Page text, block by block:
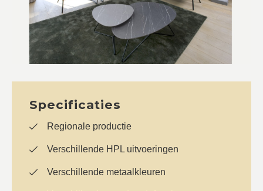
Specificaties
Regionale productie
Verschillende HPL uitvoeringen
Verschillende metaalkleuren